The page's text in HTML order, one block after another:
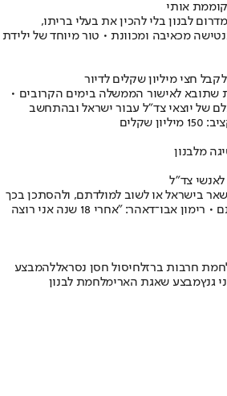
אותי
לבנון בלי להכין את בעלי בריתו,
מכאיבה ומכוונת • טור מיוחד של ילידת
חצי מיליון שקלים לדיור
שתובא לאישור הממשלה בימים הקרובים •
של יוצאי צד"ל עבור ישראל ובהתחשב
מלבנון
לאנשי צד"ל
בישראל או לשוב למולדתם, ולהסתכן בכך
שהלבנונים לא יעמדו במילתם • רימון אבו־דאהר: "אחרי 18 שנה אני רוצה
חרבות ברזלחיסול חסן נסראללהמבצע
גנץמבצע שאגת הארימלחמת לבנון